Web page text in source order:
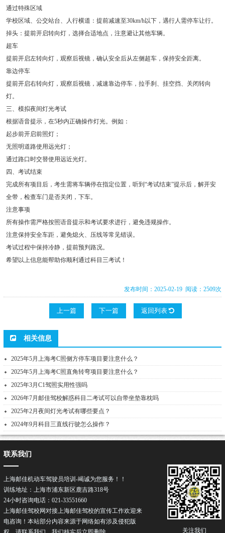
通过特殊区域
学校区域、公交站台、人行横道：提前减速至30km/h以下，遇行人需停车让行。
掉头：提前开启转向灯，选择合适地点，注意避让其他车辆。
超车
提前开启左转向灯，观察后视镜，确认安全后从左侧超车，保持安全距离。
靠边停车
提前开启右转向灯，观察后视镜，减速靠边停车，拉手刹、挂空挡、关闭转向
灯。
三、模拟夜间灯光考试
根据语音提示，在5秒内正确操作灯光。例如：
起步前开启前照灯；
无照明道路使用远光灯；
通过路口时交替使用远近光灯。
四、考试结束
完成所有项目后，考生需将车辆停在指定位置，听到“考试结束”提示后，解开安
全带，检查车门是否关闭，下车。
注意事项
所有操作需严格按照语音提示和考试要求进行，避免违规操作。
注意保持安全车距，避免熄火、压线等常见错误。
考试过程中保持冷静，提前预判路况。
希望以上信息能帮助你顺利通过科目三考试！
发布时间：2025-02-19 阅读：2509次
上一篇 下一篇 返回列表
相关信息
2025年5月上海考C照侧方停车项目要注意什么？
2025年5月上海考C照直角转弯项目要注意什么？
2025年3月C1驾照实用性强吗
2026年7月邮佳驾校解惑科目二考试可以自带坐垫靠枕吗
2025年2月夜间灯光考试有哪些要点？
2024年9月科目三直线行驶怎么操作？
关注我们
联系我们
上海邮佳机动车驾驶员培训-竭诚为您服务！！
训练地址：上海市浦东新区鹿吉路318号
24小时咨询电话：021-33551660
上海邮佳驾校网对接上海邮佳驾校的宣传工作欢迎来
电咨询！本站部分内容来源于网络如有涉及侵犯版